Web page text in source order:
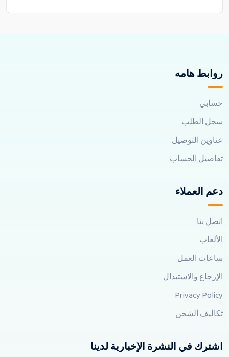
روابط هامه
حسابي
سجل الطلب
عناوين التوصيل
تفاصيل الحساب
دعم العملاء
اتصل بنا
الألعاب
ساعات العمل
الإرجاع والاستبدال
Privacy Policy
تكاليف الشحن
اشترك في النشرة الإخبارية لدينا